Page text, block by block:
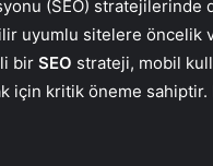
(SEO) stratejilerinde
uyumlu sitelere öncelik
bir SEO strateji, mobil
için kritik öneme